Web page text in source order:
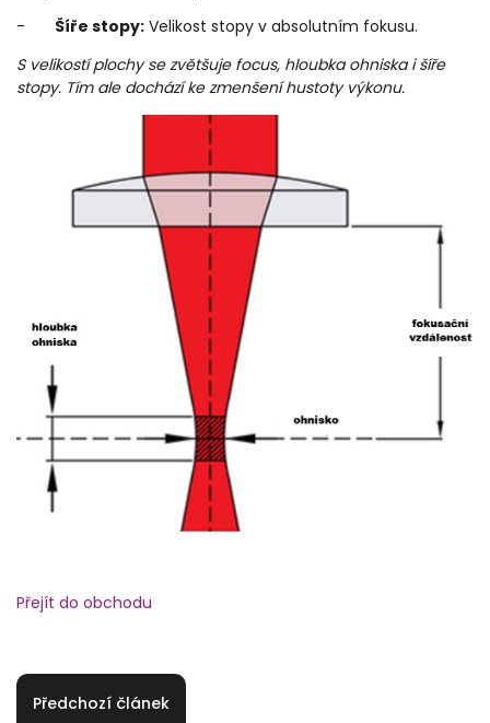
-
Šíře stopy: Velikost stopy v absolutním fokusu.
S velikostí plochy se zvětšuje focus, hloubka ohniska i šíře
stopy. Tím ale dochází ke zmenšení hustoty výkonu.
Přejít do obchodu
Předchozí článek